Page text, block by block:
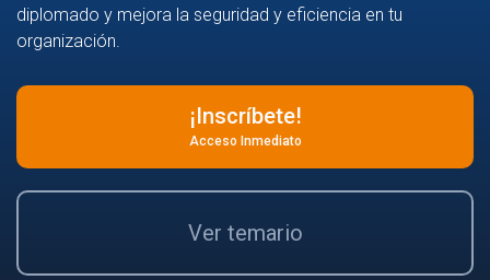
diplomado y mejora la seguridad y eficiencia en tu
organización.
¡Inscríbete!
Acceso Inmediato
Ver temario